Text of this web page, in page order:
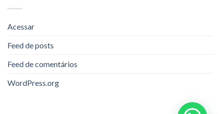
Acessar
Feed de posts
Feed de comentários
WordPress.org